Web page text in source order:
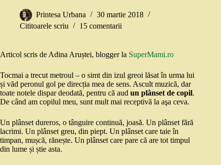
Printesa Urbana
30 martie 2018
Cititoarele scriu
15 comentarii
Articol scris de Adina Aruștei, blogger la SuperMami.ro
Tocmai a trecut metroul – o simt din izul greoi lăsat în urma lui
și văd peronul gol pe direcția mea de sens. Ascult muzică, dar
toate notele dispar deodată, pentru că aud un plânset de copil.
De când am copilul meu, sunt mult mai receptivă la aşa ceva.
Un plânset dureros, o tânguire continuă, joasă. Un plânset fără
lacrimi. Un plânset greu, din piept. Un plânset care taie în
timpan, mușcă, rănește. Un plânset care pare că are tot timpul
din lume și știe asta.